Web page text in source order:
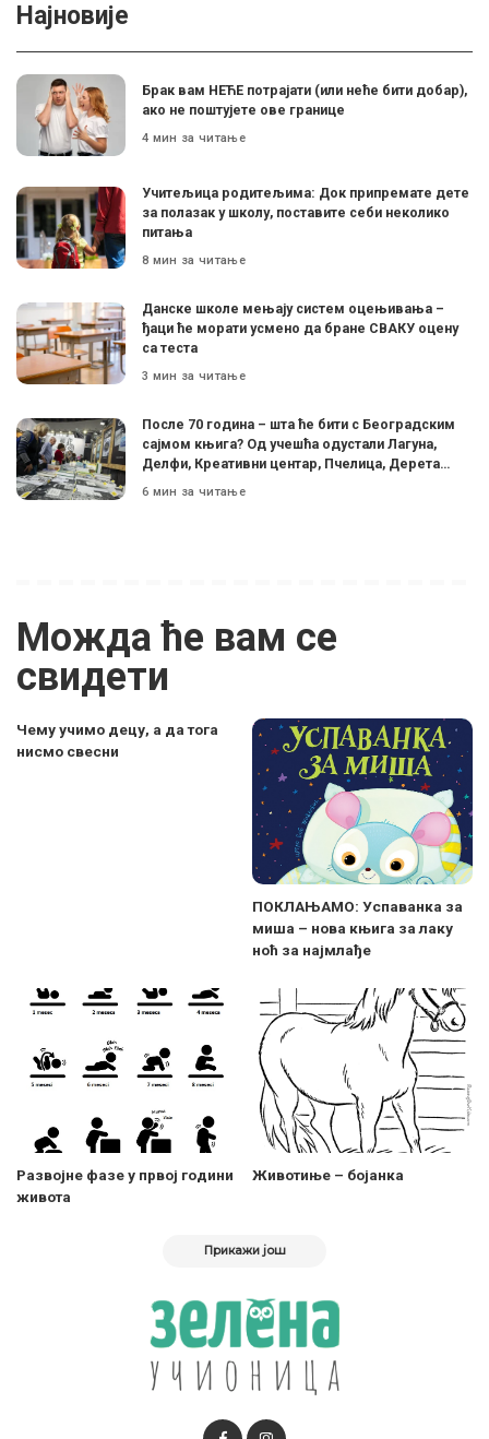
Најновије
Брак вам НЕЋЕ потрајати (или неће бити добар),
ако не поштујете ове границе
4 мин за читање
Учитељица родитељима: Док припремате дете
за полазак у школу, поставите себи неколико
питања
8 мин за читање
Данске школе мењају систем оцењивања –
ђаци ће морати усмено да бране СВАКУ оцену
са теста
3 мин за читање
После 70 година – шта ће бити с Београдским
сајмом књига? Од учешћа одустали Лагуна,
Делфи, Креативни центар, Пчелица, Дерета…
6 мин за читање
Можда ће вам се
свидети
Чему учимо децу, а да тога
нисмо свесни
ПОКЛАЊАМО: Успаванка за
миша – нова књига за лаку
ноћ за најмлађе
Развојне фазе у првој години
живота
Животиње – бојанка
Прикажи још